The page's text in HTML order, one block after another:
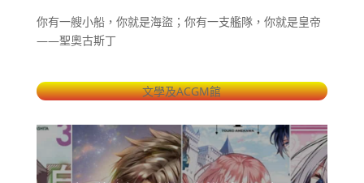
你有一艘小船，你就是海盜；你有一支艦隊，你就是皇帝
——聖奧古斯丁
文學及ACGM館